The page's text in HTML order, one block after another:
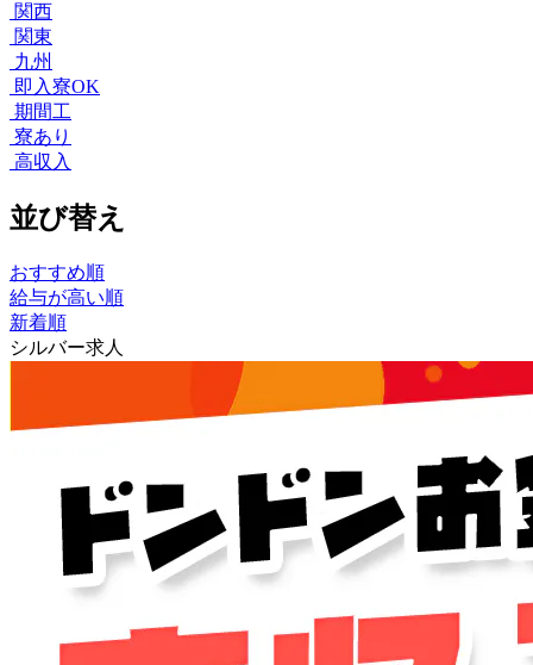
関西
関東
九州
即入寮OK
期間工
寮あり
高収入
並び替え
おすすめ順
給与が高い順
新着順
シルバー求人